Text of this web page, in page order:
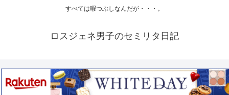
すべては暇つぶしなんだが・・・。
ロスジェネ男子のセミリタ日記